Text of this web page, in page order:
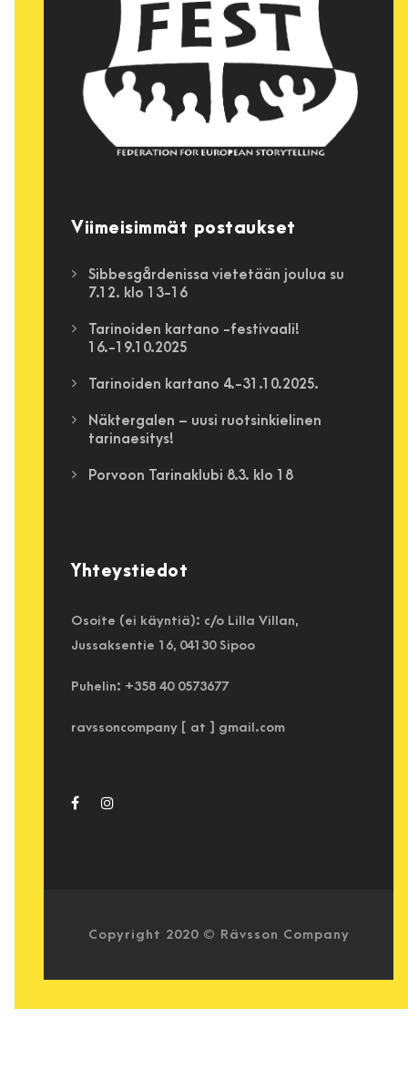
Viimeisimmät postaukset
Sibbesgårdenissa vietetään joulua su
7.12. klo 13-16
Tarinoiden kartano -festivaali!
16.-19.10.2025
Tarinoiden kartano 4.-31.10.2025.
Näktergalen – uusi ruotsinkielinen
tarinaesitys!
Porvoon Tarinaklubi 8.3. klo 18
Yhteystiedot
Osoite (ei käyntiä): c/o Lilla Villan,
Jussaksentie 16, 04130 Sipoo
Puhelin: +358 40 0573677
ravssoncompany [ at ] gmail.com
Copyright 2020 © Rävsson Company